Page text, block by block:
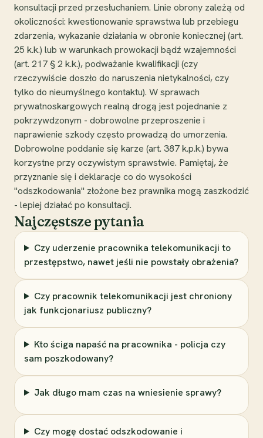
konsultacji przed przesłuchaniem. Linie obrony zależą od
okoliczności: kwestionowanie sprawstwa lub przebiegu
zdarzenia, wykazanie działania w obronie koniecznej (art.
25 k.k.) lub w warunkach prowokacji bądź wzajemności
(art. 217 § 2 k.k.), podważanie kwalifikacji (czy
rzeczywiście doszło do naruszenia nietykalności, czy
tylko do nieumyślnego kontaktu). W sprawach
prywatnoskargowych realną drogą jest pojednanie z
pokrzywdzonym - dobrowolne przeproszenie i
naprawienie szkody często prowadzą do umorzenia.
Dobrowolne poddanie się karze (art. 387 k.p.k.) bywa
korzystne przy oczywistym sprawstwie. Pamiętaj, że
przyznanie się i deklaracje co do wysokości
"odszkodowania" złożone bez prawnika mogą zaszkodzić
- lepiej działać po konsultacji.
Najczęstsze pytania
Czy uderzenie pracownika telekomunikacji to
przestępstwo, nawet jeśli nie powstały obrażenia?
Czy pracownik telekomunikacji jest chroniony
jak funkcjonariusz publiczny?
Kto ściga napaść na pracownika - policja czy
sam poszkodowany?
Jak długo mam czas na wniesienie sprawy?
Czy mogę dostać odszkodowanie i